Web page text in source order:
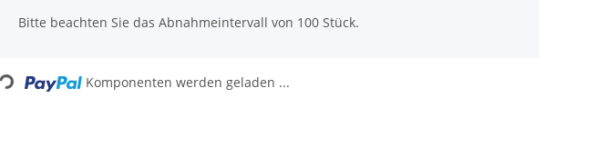
Bitte beachten Sie das Abnahmeintervall von 100 Stück.
Loading... Komponenten werden geladen ...